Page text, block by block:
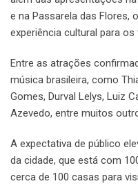
e na Passarela das Flores,
experiência cultural para os
Entre as atrações
música brasileira, como
Gomes, Durval Lelys, Luiz
Azevedo, entre muitos
A expectativa de público
da cidade, que está com
cerca de 100 casas para